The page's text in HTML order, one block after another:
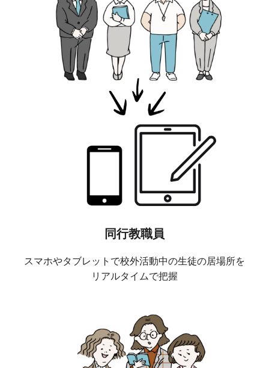
同行教職員
スマホやタブレットで校外活動中の生徒の居場所を
リアルタイムで把握